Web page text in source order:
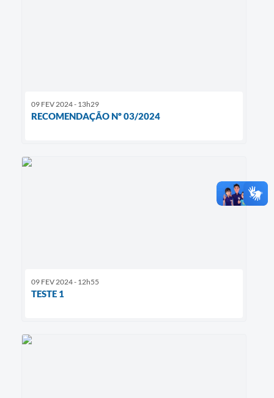
09 FEV 2024 - 13h29
RECOMENDAÇÃO Nº 03/2024
09 FEV 2024 - 12h55
TESTE 1